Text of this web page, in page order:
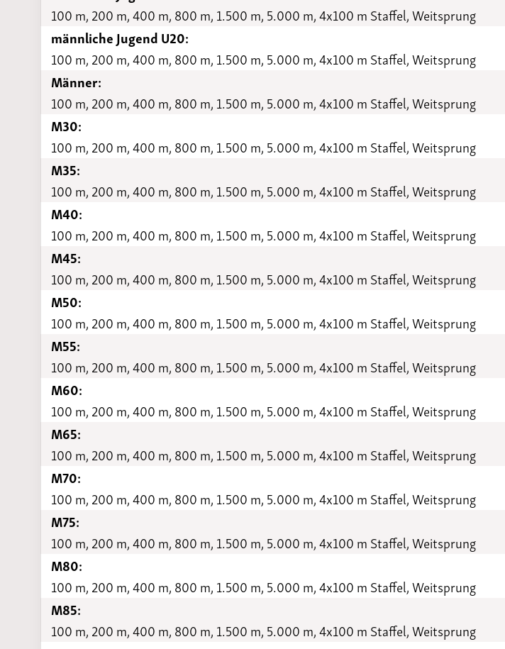
100 m, 200 m, 400 m, 800 m, 1.500 m, 5.000 m, 4x100 m Staffel, Weitsprung
männliche Jugend U20:
100 m, 200 m, 400 m, 800 m, 1.500 m, 5.000 m, 4x100 m Staffel, Weitsprung
Männer:
100 m, 200 m, 400 m, 800 m, 1.500 m, 5.000 m, 4x100 m Staffel, Weitsprung
M30:
100 m, 200 m, 400 m, 800 m, 1.500 m, 5.000 m, 4x100 m Staffel, Weitsprung
M35:
100 m, 200 m, 400 m, 800 m, 1.500 m, 5.000 m, 4x100 m Staffel, Weitsprung
M40:
100 m, 200 m, 400 m, 800 m, 1.500 m, 5.000 m, 4x100 m Staffel, Weitsprung
M45:
100 m, 200 m, 400 m, 800 m, 1.500 m, 5.000 m, 4x100 m Staffel, Weitsprung
M50:
100 m, 200 m, 400 m, 800 m, 1.500 m, 5.000 m, 4x100 m Staffel, Weitsprung
M55:
100 m, 200 m, 400 m, 800 m, 1.500 m, 5.000 m, 4x100 m Staffel, Weitsprung
M60:
100 m, 200 m, 400 m, 800 m, 1.500 m, 5.000 m, 4x100 m Staffel, Weitsprung
M65:
100 m, 200 m, 400 m, 800 m, 1.500 m, 5.000 m, 4x100 m Staffel, Weitsprung
M70:
100 m, 200 m, 400 m, 800 m, 1.500 m, 5.000 m, 4x100 m Staffel, Weitsprung
M75:
100 m, 200 m, 400 m, 800 m, 1.500 m, 5.000 m, 4x100 m Staffel, Weitsprung
M80:
100 m, 200 m, 400 m, 800 m, 1.500 m, 5.000 m, 4x100 m Staffel, Weitsprung
M85:
100 m, 200 m, 400 m, 800 m, 1.500 m, 5.000 m, 4x100 m Staffel, Weitsprung